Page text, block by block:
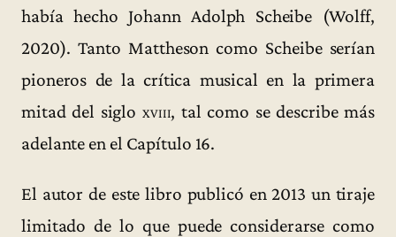
había hecho Johann Adolph Scheibe (Wolff,
2020). Tanto Mattheson como Scheibe serían
pioneros de la crítica musical en la primera
mitad del siglo xviii, tal como se describe más
adelante en el Capítulo 16.
El autor de este libro publicó en 2013 un tiraje
limitado de lo que puede considerarse como